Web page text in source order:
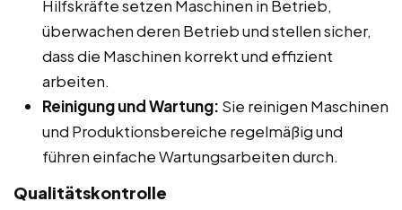
Hilfskräfte setzen Maschinen in Betrieb,
überwachen deren Betrieb und stellen sicher,
dass die Maschinen korrekt und effizient
arbeiten.
Reinigung und Wartung: Sie reinigen Maschinen
und Produktionsbereiche regelmäßig und
führen einfache Wartungsarbeiten durch.
Qualitätskontrolle